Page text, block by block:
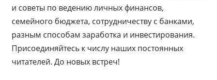
и советы по ведению личных финансов,
семейного бюджета, сотрудничеству с банками,
разным способам заработка и инвестирования.
Присоединяйтесь к числу наших постоянных
читателей. До новых встреч!